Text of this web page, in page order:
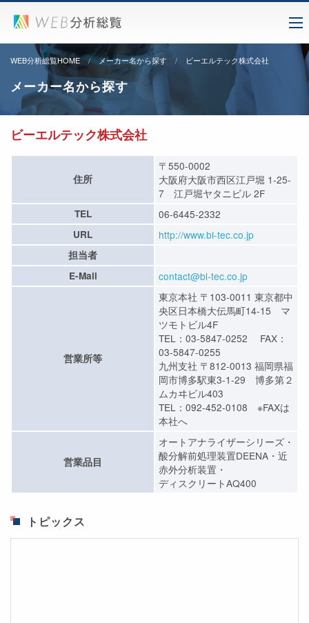
WEB分析総覧HOME メーカー名から探す ビーエルテック株式会社
メーカー名から探す
ビーエルテック株式会社
住所
〒550-0002
大阪府大阪市西区江戸堀 1-25-
7 江戸堀ヤタニビル 2F
TEL 06-6445-2332
URL http://www.bl-tec.co.jp
担当者
E-Mail
contact@bl-tec.co.jp
営業所等
東京本社 〒103-0011 東京都中
央区日本橋大伝馬町14-15 マ
ツモトビル4F
TEL：03-5847-0252 FAX：
03-5847-0255
九州支社 〒812-0013 福岡県福
岡市博多駅東3-1-29 博多第２
ムカヰビル403
TEL：092-452-0108 ※FAXは
本社へ
営業品目
オートアナライザーシリーズ・
酸分解前処理装置DEENA・近
赤外分析装置・
ディスクリートAQ400
トピックス